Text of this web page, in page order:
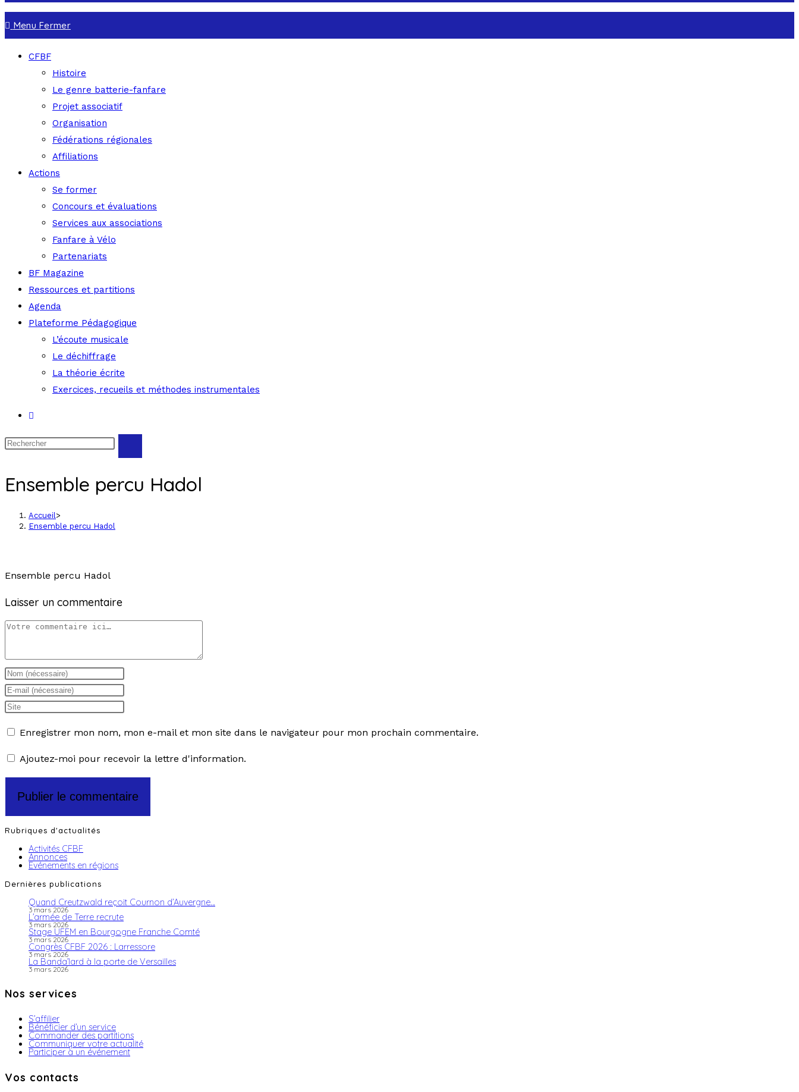
Menu Fermer
CFBF
Histoire
Le genre batterie-fanfare
Projet associatif
Organisation
Fédérations régionales
Affiliations
Actions
Se former
Concours et évaluations
Services aux associations
Fanfare à Vélo
Partenariats
BF Magazine
Ressources et partitions
Agenda
Plateforme Pédagogique
L’écoute musicale
Le déchiffrage
La théorie écrite
Exercices, recueils et méthodes instrumentales
Ensemble percu Hadol
Accueil >
Ensemble percu Hadol
Ensemble percu Hadol
Laisser un commentaire
Enregistrer mon nom, mon e-mail et mon site dans le navigateur pour mon prochain commentaire.
Ajoutez-moi pour recevoir la lettre d'information.
Rubriques d'actualités
Activités CFBF
Annonces
Evénements en régions
Dernières publications
Quand Creutzwald reçoit Cournon d’Auvergne…
3 mars 2026
L’armée de Terre recrute
3 mars 2026
Stage UFEM en Bourgogne Franche Comté
3 mars 2026
Congrès CFBF 2026 : Larressore
3 mars 2026
La Banda’lard à la porte de Versailles
3 mars 2026
Nos services
S’affilier
Bénéficier d’un service
Commander des partitions
Communiquer votre actualité
Participer à un événement
Vos contacts